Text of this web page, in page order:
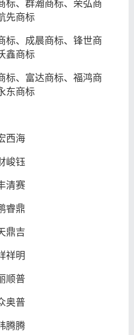
标、群瀚商标、荣弘商
先商标
标、成晨商标、锋世商
鑫商标
标、富达商标、福鸿商
东商标
西海
峻钰
清赛
睿鼎
鼎吉
祥明
顺普
奥普
腾腾